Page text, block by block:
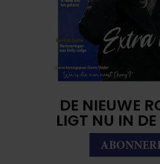
DE NIEUWE
LIGT NU IN